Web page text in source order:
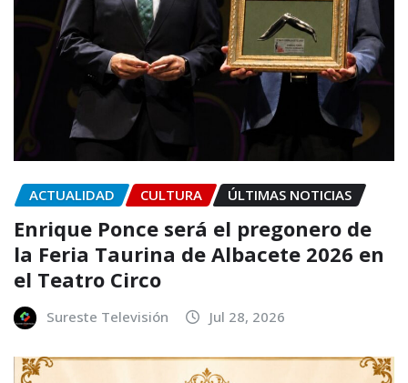
ACTUALIDAD CULTURA ÚLTIMAS NOTICIAS
Enrique Ponce será el pregonero de
la Feria Taurina de Albacete 2026 en
el Teatro Circo
Sureste Televisión Jul 28, 2026